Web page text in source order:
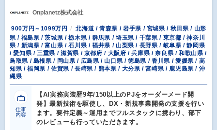
Onplanetz株式会社
900万円～1099万円
北海道 / 青森県 / 岩手県 / 宮城県 / 秋田県 / 山形
県 / 福島県 / 茨城県 / 栃木県 / 群馬県 / 埼玉県 / 千葉県 / 東京都 / 神奈川
県 / 新潟県 / 富山県 / 石川県 / 福井県 / 山梨県 / 長野県 / 岐阜県 / 静岡県
/ 愛知県 / 三重県 / 滋賀県 / 京都府 / 大阪府 / 兵庫県 / 奈良県 / 和歌山県 /
鳥取県 / 島根県 / 岡山県 / 広島県 / 山口県 / 徳島県 / 香川県 / 愛媛県 / 高
知県 / 福岡県 / 佐賀県 / 長崎県 / 熊本県 / 大分県 / 宮崎県 / 鹿児島県 / 沖
縄県
仕事
内容
【AI実務実装歴9年/150以上のPJをオーダーメード開
発】最新技術を駆使し、DX・新規事業開発の支援を行い
ます。要件定義～運用までフルスタックに携わり、部下
のレビューも行っていただきます。